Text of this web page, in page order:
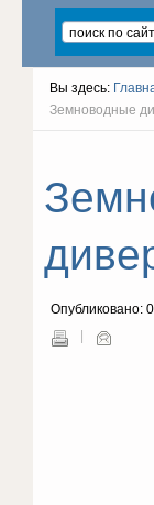
Вы здесь:
Земноводные
Опубликовано: